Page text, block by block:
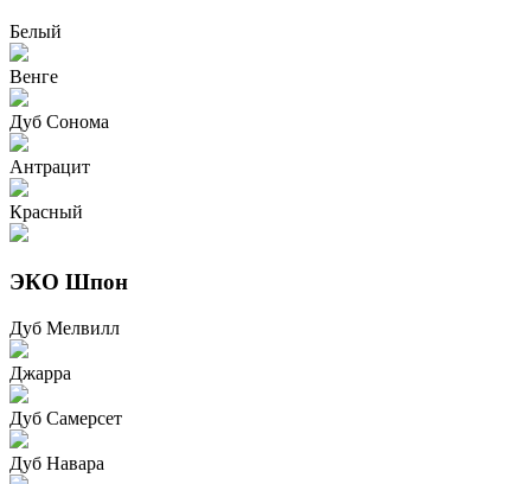
Белый
Венге
Дуб Сонома
Антрацит
Красный
ЭКО Шпон
Дуб Мелвилл
Джарра
Дуб Самерсет
Дуб Навара